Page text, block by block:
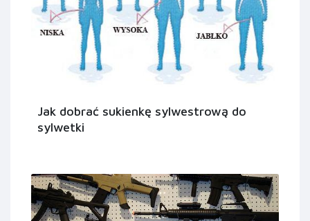
Jak dobrać sukienkę sylwestrową do
sylwetki